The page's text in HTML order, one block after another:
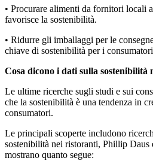
• Procurare alimenti da fornitori locali
favorisce la sostenibilità.
• Ridurre gli imballaggi per le
chiave di sostenibilità per i
Cosa dicono i dati sulla sostenibilità
Le ultime ricerche sugli studi e sui
che la sostenibilità è una tendenza in
consumatori.
Le principali scoperte includono
sostenibilità nei ristoranti, Phillip Daus
mostrano quanto segue: